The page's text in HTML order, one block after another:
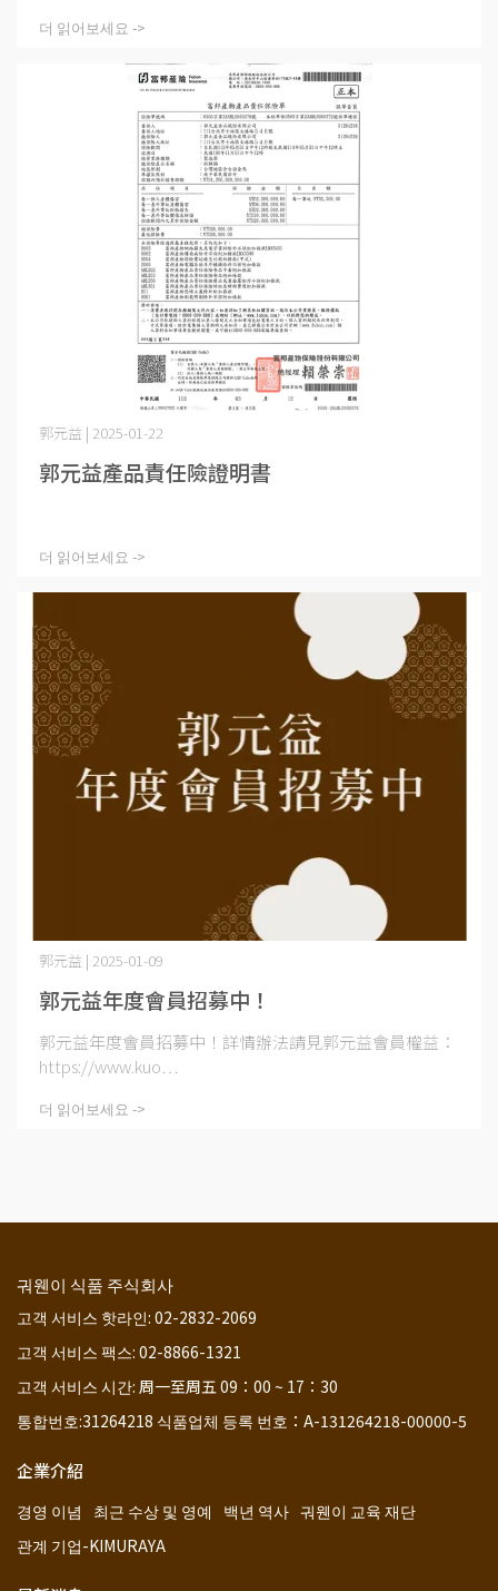
더 읽어보세요 ->
郭元益產品責任險證明書
郭元益 | 2025-01-22
더 읽어보세요 ->
郭元益年度會員招募中！
郭元益 | 2025-01-09
郭元益年度會員招募中！詳情辦法請見郭元益會員權益：
https://www.kuo⋯
더 읽어보세요 ->
궈웬이 식품 주식회사
고객 서비스 핫라인: 02-2832-2069
고객 서비스 팩스: 02-8866-1321
고객 서비스 시간: 周一至周五 09：00 ~ 17：30
통합번호:31264218 식품업체 등록 번호：A-131264218-00000-5
企業介紹
경영 이념 최근 수상 및 영예 백년 역사 궈웬이 교육 재단
관계 기업-KIMURAYA